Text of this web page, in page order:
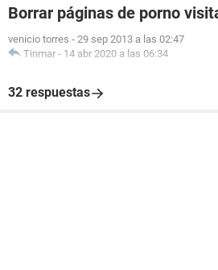
Borrar páginas de porno
venicio torres - 29 sep 2013 a las 02:47
Tinmar - 14 abr 2020 a las 06:34
32 respuestas